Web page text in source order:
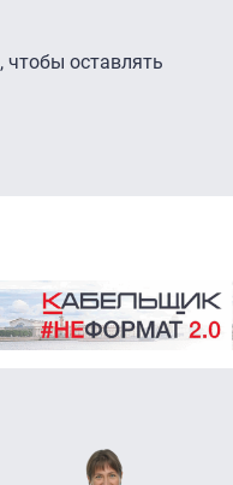
, чтобы оставлять